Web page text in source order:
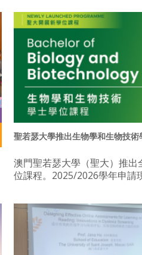
聖若瑟大學推出生物學和生物技術
澳門聖若瑟大學（聖大）推
位課程。2025/2026學年申請